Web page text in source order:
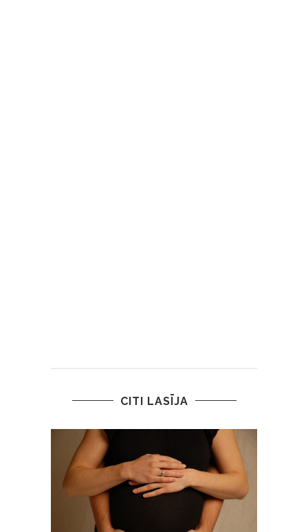
CITI LASĪJA